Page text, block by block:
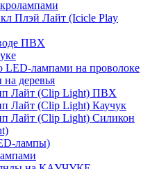
Плэй Лайт (Icicle Play
ПВХ
LED-лампами на проволоке
деревья
Лайт (Clip Light) ПВХ
Лайт (Clip Light) Каучук
Лайт (Clip Light) Силикон
лампы)